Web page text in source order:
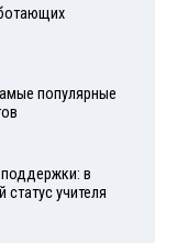
популярные
в
учителя